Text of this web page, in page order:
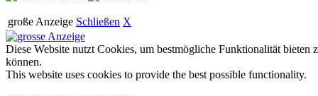
große Anzeige Schließen X
Diese Website nutzt Cookies, um bestmögliche Funktionalität bieten
können.
This website uses cookies to provide the best possible functionality.